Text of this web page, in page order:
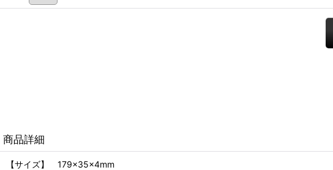
商品詳細
【サイズ】 179×35×4mm